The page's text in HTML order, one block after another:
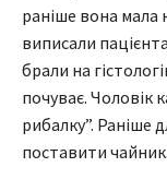
раніше вона
виписали
брали на
почуває. Чоловік
рибалку”. Раніше
поставити